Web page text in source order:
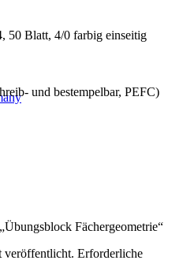
Blatt, 4/0 farbig einseitig
und bestempelbar, PEFC)
Fächergeometrie“
veröffentlicht. Erforderliche